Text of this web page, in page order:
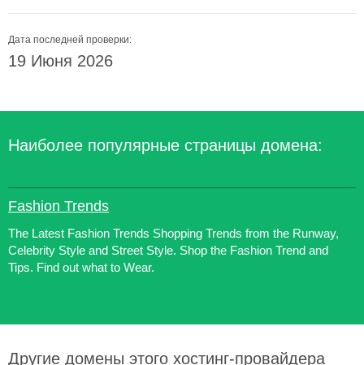
Дата последней проверки:
19 Июня 2026
Наиболее популярные страницы домена:
Fashion Trends
The Latest Fashion Trends Shopping Trends from the Runway,
Celebrity Style and Street Style. Shop the Fashion Trend and
Tips. Find out what to Wear.
Другие домены этого хостинг-провайдера